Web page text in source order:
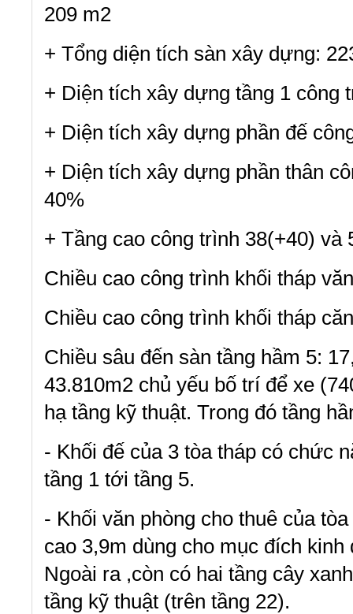
209 m2
+ Tổng diện tích sàn xây dựng:
+ Diện tích xây dựng tầng 1 công
+ Diện tích xây dựng phần đế
+ Diện tích xây dựng phần thân
40%
+ Tầng cao công trình 38(+40) và
Chiều cao công trình khối tháp
Chiều cao công trình khối tháp
Chiều sâu đến sàn tầng hầm 5:
43.810m2 chủ yếu bố trí để xe
hạ tầng kỹ thuật. Trong đó tầng
- Khối đế của 3 tòa tháp có chức
tầng 1 tới tầng 5.
- Khối văn phòng cho thuê của
cao 3,9m dùng cho mục đích
Ngoài ra ,còn có hai tầng cây
tầng kỹ thuật (trên tầng 22).